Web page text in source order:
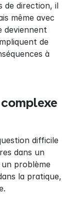
de direction, il
même avec
deviennent
de
à
difficile
dans un
un problème
la pratique,